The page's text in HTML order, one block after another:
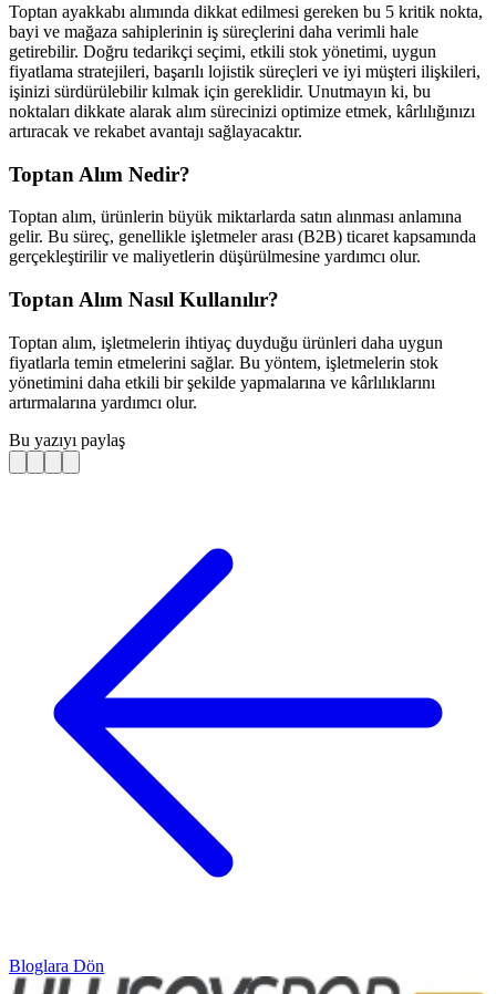
Toptan ayakkabı alımında dikkat edilmesi gereken bu 5 kritik nokta,
bayi ve mağaza sahiplerinin iş süreçlerini daha verimli hale
getirebilir. Doğru tedarikçi seçimi, etkili stok yönetimi, uygun
fiyatlama stratejileri, başarılı lojistik süreçleri ve iyi müşteri ilişkileri,
işinizi sürdürülebilir kılmak için gereklidir. Unutmayın ki, bu
noktaları dikkate alarak alım sürecinizi optimize etmek, kârlılığınızı
artıracak ve rekabet avantajı sağlayacaktır.
Toptan Alım Nedir?
Toptan alım, ürünlerin büyük miktarlarda satın alınması anlamına
gelir. Bu süreç, genellikle işletmeler arası (B2B) ticaret kapsamında
gerçekleştirilir ve maliyetlerin düşürülmesine yardımcı olur.
Toptan Alım Nasıl Kullanılır?
Toptan alım, işletmelerin ihtiyaç duyduğu ürünleri daha uygun
fiyatlarla temin etmelerini sağlar. Bu yöntem, işletmelerin stok
yönetimini daha etkili bir şekilde yapmalarına ve kârlılıklarını
artırmalarına yardımcı olur.
Bu yazıyı paylaş
Bloglara Dön